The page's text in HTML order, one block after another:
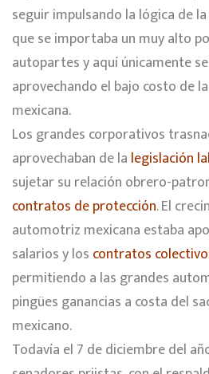
seguir impulsando la lógica de
que se importaba un muy alto
autopartes y aquí únicamente
aprovechando el bajo costo de
mexicana.
Los grandes corporativos
aprovechaban de la legislación
sujetar su relación obrero-
contratos de protección. El
automotriz mexicana estaba
salarios y los contratos
permitiendo a las grandes
pingües ganancias a costa del
mexicano.
Todavía el 7 de diciembre del